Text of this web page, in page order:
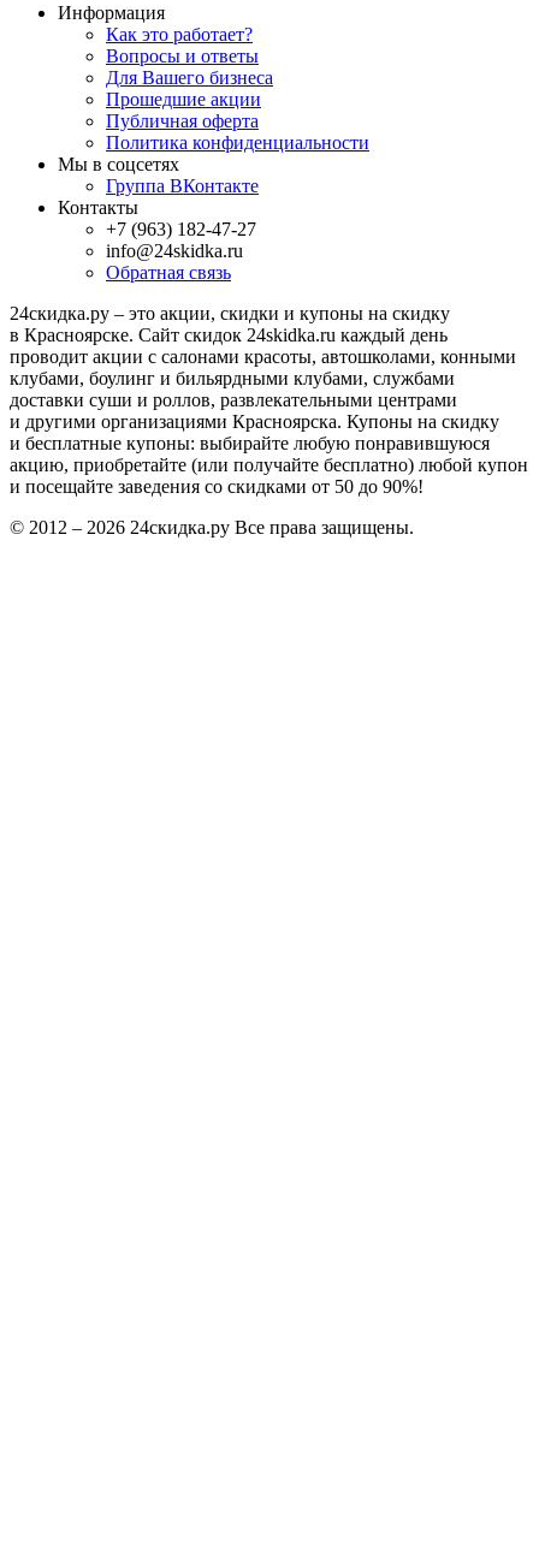
Информация
Как это работает?
Вопросы и ответы
Для Вашего бизнеса
Прошедшие акции
Публичная оферта
Политика конфиденциальности
Мы в соцсетях
Группа ВКонтакте
Контакты
+7 (963) 182-47-27
info@24skidka.ru
Обратная связь
24скидка.ру – это акции, скидки и купоны на скидку
в Красноярске. Сайт скидок 24skidka.ru каждый день
проводит акции с салонами красоты, автошколами, конными
клубами, боулинг и бильярдными клубами, службами
доставки суши и роллов, развлекательными центрами
и другими организациями Красноярска. Купоны на скидку
и бесплатные купоны: выбирайте любую понравившуюся
акцию, приобретайте (или получайте бесплатно) любой купон
и посещайте заведения со скидками от 50 до 90%!
© 2012 – 2026 24скидка.ру Все права защищены.